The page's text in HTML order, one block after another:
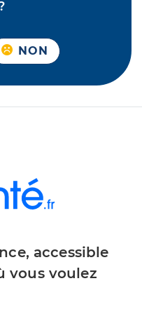
NON
accessible
vous voulez